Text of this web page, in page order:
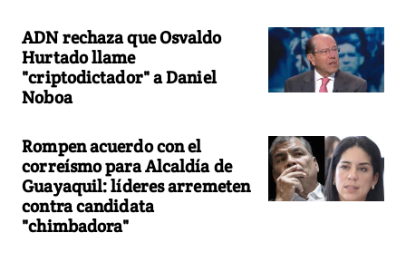
ADN rechaza que Osvaldo
Hurtado llame
"criptodictador" a Daniel
Noboa
Rompen acuerdo con el
correísmo para Alcaldía de
Guayaquil: líderes arremeten
contra candidata
"chimbadora"